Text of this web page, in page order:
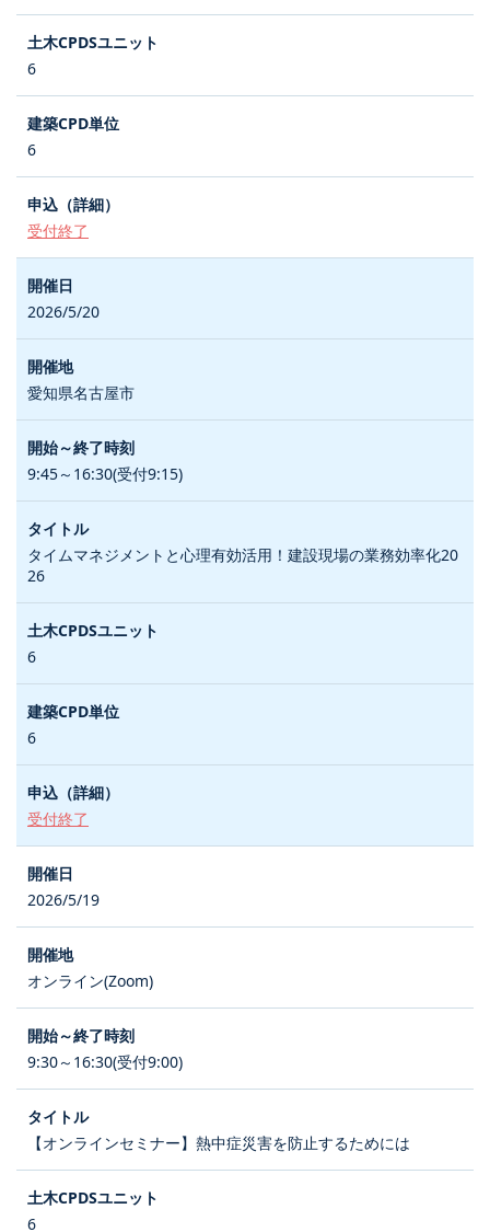
6
6
受付終了
2026/5/20
愛知県名古屋市
9:45～16:30(受付9:15)
タイムマネジメントと心理有効活用！建設現場の業務効率化20
26
6
6
受付終了
2026/5/19
オンライン(Zoom)
9:30～16:30(受付9:00)
【オンラインセミナー】熱中症災害を防止するためには
6